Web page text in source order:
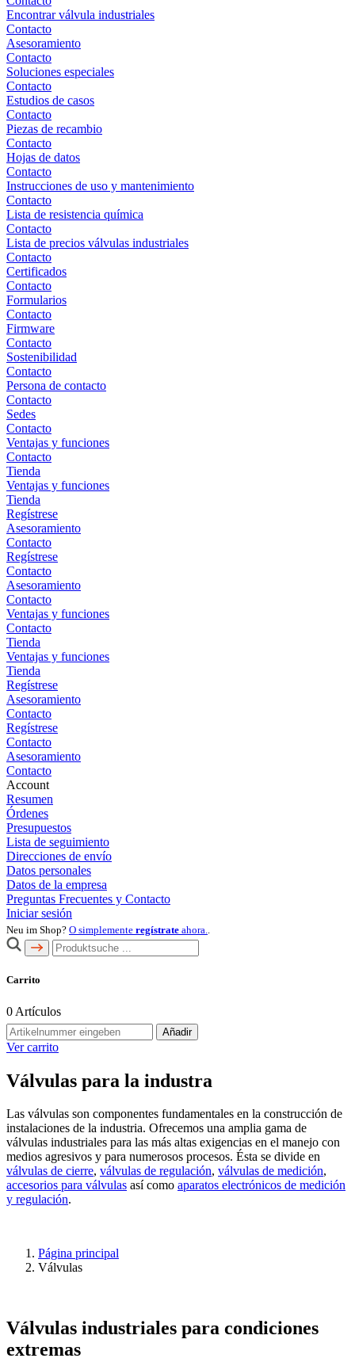
Encontrar válvula industriales
Contacto
Asesoramiento
Contacto
Soluciones especiales
Contacto
Estudios de casos
Contacto
Piezas de recambio
Contacto
Hojas de datos
Contacto
Instrucciones de uso y mantenimiento
Contacto
Lista de resistencia química
Contacto
Lista de precios válvulas industriales
Contacto
Certificados
Contacto
Formularios
Contacto
Firmware
Contacto
Sostenibilidad
Contacto
Persona de contacto
Contacto
Sedes
Contacto
Ventajas y funciones
Contacto
Tienda
Ventajas y funciones
Tienda
Regístrese
Asesoramiento
Contacto
Regístrese
Contacto
Asesoramiento
Contacto
Ventajas y funciones
Contacto
Tienda
Ventajas y funciones
Tienda
Regístrese
Asesoramiento
Contacto
Regístrese
Contacto
Asesoramiento
Contacto
Account
Resumen
Órdenes
Presupuestos
Lista de seguimiento
Direcciones de envío
Datos personales
Datos de la empresa
Preguntas Frecuentes y Contacto
Iniciar sesión
Neu im Shop? O simplemente regístrate ahora..
Carrito
0 Artículos
Añadir
Ver carrito
Válvulas para la industra
Las válvulas son componentes fundamentales en la construcción de
instalaciones de la industria. Ofrecemos una amplia gama de
válvulas industriales para las más altas exigencias en el manejo con
medios agresivos y para numerosos procesos. Ésta se divide en
válvulas de cierre, válvulas de regulación, válvulas de medición,
accesorios para válvulas así como aparatos electrónicos de medición
y regulación.
Página principal
Válvulas
Válvulas industriales para condiciones
extremas